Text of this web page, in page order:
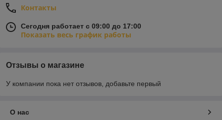
Контакты
Сегодня работает с 09:00 до 17:00
Показать весь график работы
Отзывы о магазине
У компании пока нет отзывов, добавьте первый
О нас